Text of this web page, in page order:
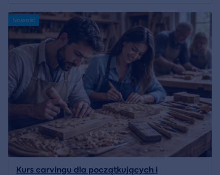
Nowość
Kurs carvingu dla początkujących i